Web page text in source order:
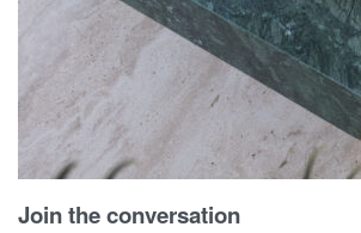
Join the conversation